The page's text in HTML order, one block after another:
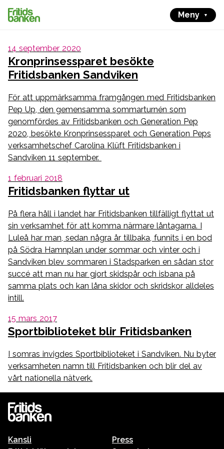
Meny
14 september 2020
Kronprinsessparet besökte
Fritidsbanken Sandviken
För att uppmärksamma framgången med Fritidsbanken
Pep Up, den gemensamma sommarturnén som
genomfördes av Fritidsbanken och Generation Pep
2020, besökte Kronprinsessparet och Generation Peps
verksamhetschef Carolina Klüft Fritidsbanken i
Sandviken 11 september.
1 februari 2018
Fritidsbanken flyttar ut
På flera håll i landet har Fritidsbanken tillfälligt flyttat ut
sin verksamhet för att komma närmare låntagarna. I
Luleå har man, sedan några år tillbaka, funnits i en bod
på Södra Hamnplan under sommar och vinter och i
Sandviken blev sommaren i Stadsparken en sådan stor
succé att man nu har gjort skidspår och isbana på
samma plats och kan låna skidor och skridskor alldeles
intill.
15 mars 2017
Sportbiblioteket blir Fritidsbanken
I somras invigdes Sportbiblioteket i Sandviken. Nu byter
verksamheten namn till Fritidsbanken och blir del av
vårt nationella nätverk.
Kansli
Press